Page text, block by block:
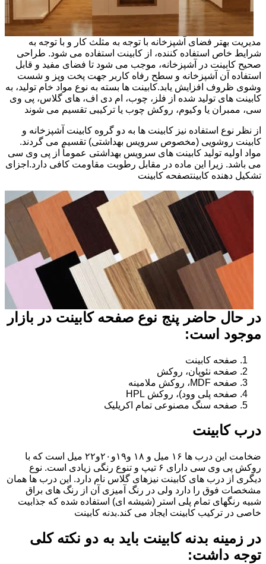
مدیریت بهتر فضای آشپزخانه با توجه به مثلث کار و با توجه به
شرایط خاص استفاده کننده، از کابینت استفاده می شود. طراحی
صحیح کابینت در آشپزخانه، موجب می شود تا فضای مفید و قابل
استفاده آن آشپزخانه و سطح رفاه کاربر جهت پخت وپز و شست
وشوی ظروف افزایش یابد.کابینت ها بسته به نوع مواد خام تولید، به
کابینت های تولید شده از فلز، چوب، ام دی اف، های گلاس، پی وی
سی، ممبران یا وکیوم، روکش چوب یا ترکیبی تقسیم می شوند
از نظر نوع استفاده نیز کابینت ها به دو گروه کابینت آشپزخانه و
کابینت روشویی (مخصوص سرویس بهداشتی) تقسیم می گردند.
مواد اولیه تولید کابینت های سرویس بهداشتی عموماً از پی وی سی
می باشد. زیرا این ماده در مقابل رطوبت مقاومت کافی دارد.اجزای
تشکیل دهنده کابینتصفحه کابینت
در حال حاضر پنج نوع صفحه کابینت در بازار
موجود است:
صفحه کابینت
صفحه نئوپان، روکش
صفحه MDF، روکش ملامینه
صفحه پلی وود)، روکش HPL
صفحه سنگ مصنوعی تمام اکریلیک
درب کابینت
ضخامت این درب ها ۱۶ میل و ۱۸ و١٩و٢٠و٢٢ میل است که با
روکش پی وی سی دارای ۶ تیپ و تنوع رنگی زیادی است. نوع
دیگری از درب های کابینت نیزهای گلاس نام دارد. این درب ها همان
مشخصات فوق را دارد ولی در رنگ آمیزی آن از رنگ های براق
شبیه رنگهای تمام پلی استر (شیشه ای) استفاده شده که جذابیت
خاصی در ترکیب کابینت ایجاد می کند.بدنه کابینت
در زمینه بدنه کابینت باید به دو نکته کلی
توجه داشت: